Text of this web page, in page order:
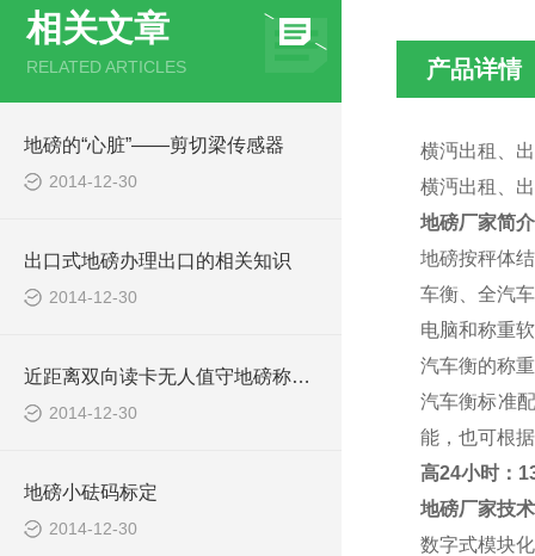
相关文章
RELATED ARTICLES
地磅的“心脏”——剪切梁传感器
2014-12-30
出口式地磅办理出口的相关知识
2014-12-30
近距离双向读卡无人值守地磅称重系统报价清单
2014-12-30
地磅小砝码标定
2014-12-30
产品详情
横沔出租、
横沔出租、
地磅厂家简
地磅按秤体
车衡、全汽
电脑和称重
汽车衡的称
汽车衡标准
能，也可根
高24小时：
地磅厂家技
数字式模块